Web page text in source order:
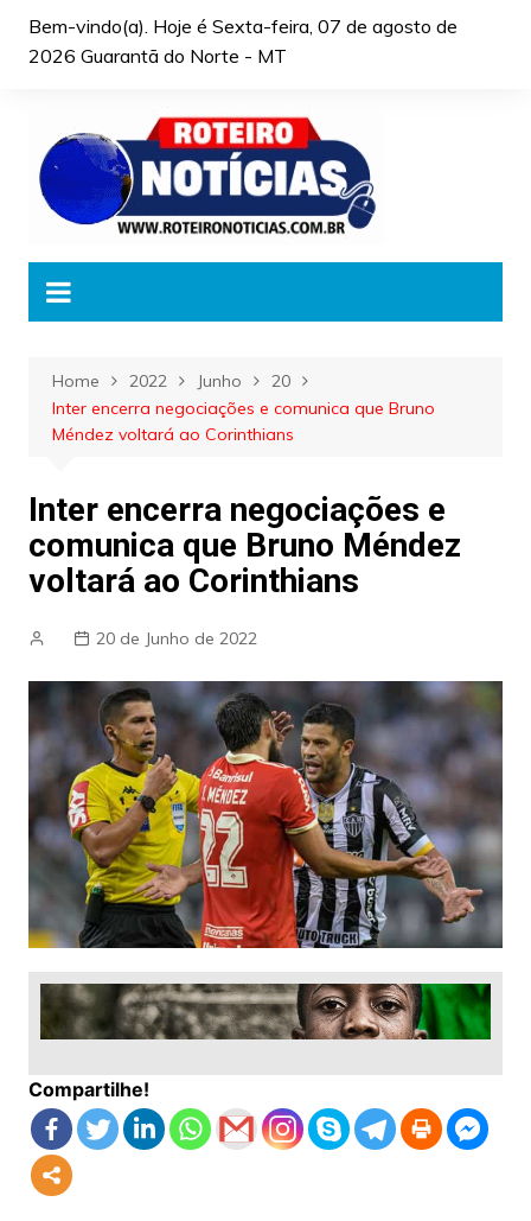
Bem-vindo(a). Hoje é Sexta-feira, 07 de agosto de
2026 Guarantã do Norte - MT
Home 2022 Junho
20
Inter encerra negociações e comunica que Bruno
Méndez voltará ao Corinthians
Inter encerra negociações e
comunica que Bruno Méndez
voltará ao Corinthians
20 de Junho de 2022
Compartilhe!